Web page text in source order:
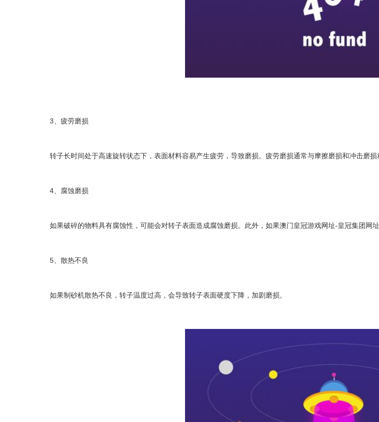
3、疲劳磨损
转子长时间处于高速旋转状态下，表面材料容易产生疲劳，导致磨损。疲劳磨损通常与摩擦磨损和冲击磨损
4、腐蚀磨损
如果破碎的物料具有腐蚀性，可能会对转子表面造成腐蚀磨损。此外，如果澳门皇冠游戏网址-皇冠集团网
5、散热不良
如果制砂机散热不良，转子温度过高，会导致转子表面硬度下降，加剧磨损。